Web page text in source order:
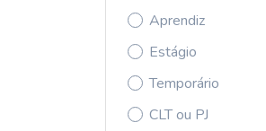
Aprendiz
Estágio
Temporário
CLT ou PJ